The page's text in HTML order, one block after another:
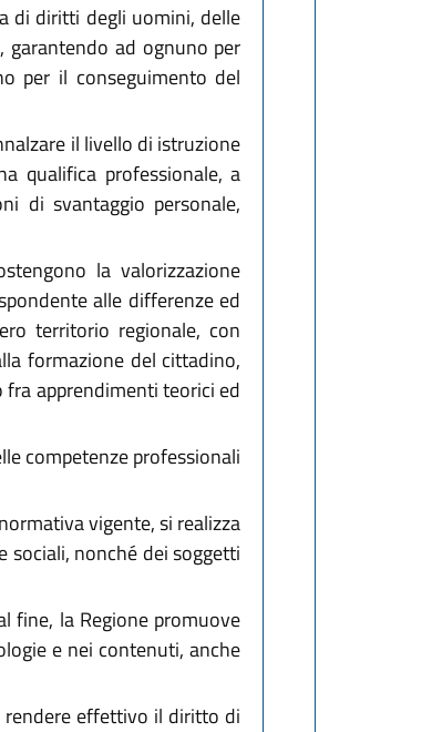
di diritti degli uomini, delle
garantendo ad ognuno per
per il conseguimento del
il livello di istruzione
qualifica professionale, a
di svantaggio personale,
la valorizzazione
alle differenze ed
territorio regionale, con
formazione del cittadino,
apprendimenti teorici ed
competenze professionali
vigente, si realizza
sociali, nonché dei soggetti
fine, la Regione promuove
e nei contenuti, anche
rendere effettivo il diritto di